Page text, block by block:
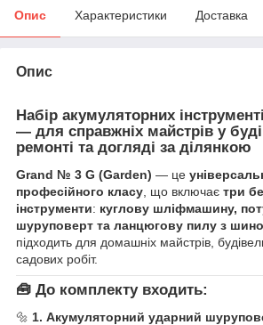
Опис Характеристики Доставка
Опис
Набір акумуляторних
— для справжніх майстрів у
ремонті та догляді за ділянкою
Grand № 3 G (Garden) — це
професійного класу, що включає три
інструменти: куглову шліфмашину,
шуруповерт та ланцюгову пилу з
підходить для домашніх майстрів,
садових робіт.
🧰 До комплекту входить:
🔩 1. Акумуляторний ударний